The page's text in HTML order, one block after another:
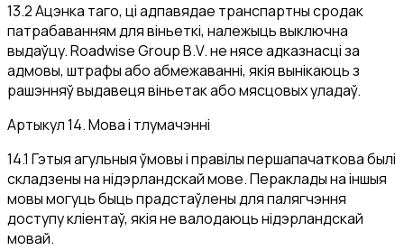
13.2 Ацэнка таго, ці адпавядае транспартны сродак
патрабаванням для віньеткі, належыць выключна
выдаўцу. Roadwise Group B.V. не нясе адказнасці за
адмовы, штрафы або абмежаванні, якія вынікаюць з
рашэнняў выдавеця віньетак або мясцовых уладаў.
Артыкул 14. Мова і тлумачэнні
14.1 Гэтыя агульныя ўмовы і правілы першапачаткова былі
складзены на нідэрландскай мове. Пераклады на іншыя
мовы могуць быць прадстаўлены для палягчэння
доступу кліентаў, якія не валодаюць нідэрландскай
мовай.